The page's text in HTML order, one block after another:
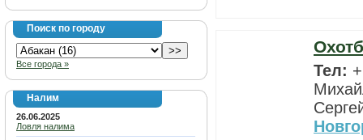
Поиск по городу
Все города »
Налим
26.06.2025
Ловля налима
Тел: